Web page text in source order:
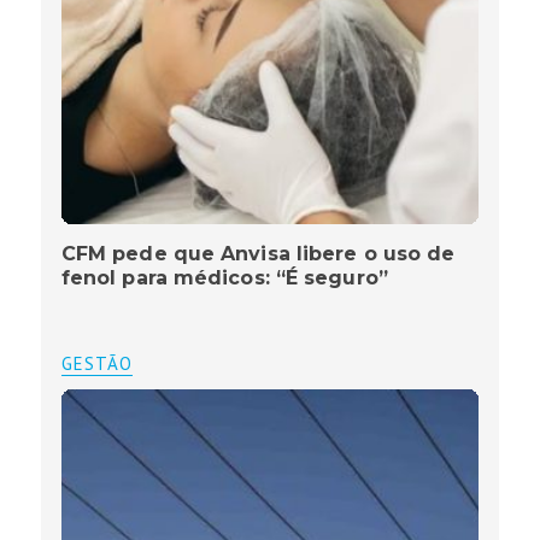
CFM pede que Anvisa libere o uso de
fenol para médicos: “É seguro”
GESTÃO